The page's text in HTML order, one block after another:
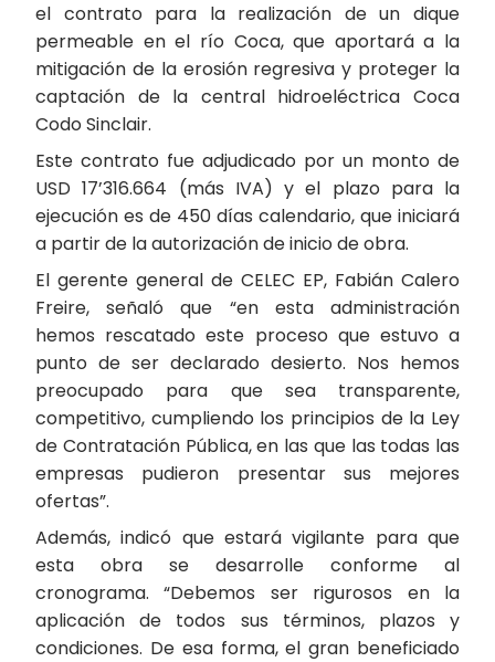
el contrato para la realización de un dique
permeable en el río Coca, que aportará a la
mitigación de la erosión regresiva y proteger la
captación de la central hidroeléctrica Coca
Codo Sinclair.
Este contrato fue adjudicado por un monto de
USD 17’316.664 (más IVA) y el plazo para la
ejecución es de 450 días calendario, que iniciará
a partir de la autorización de inicio de obra.
El gerente general de CELEC EP, Fabián Calero
Freire, señaló que “en esta administración
hemos rescatado este proceso que estuvo a
punto de ser declarado desierto. Nos hemos
preocupado para que sea transparente,
competitivo, cumpliendo los principios de la Ley
de Contratación Pública, en las que las todas las
empresas pudieron presentar sus mejores
ofertas”.
Además, indicó que estará vigilante para que
esta obra se desarrolle conforme al
cronograma. “Debemos ser rigurosos en la
aplicación de todos sus términos, plazos y
condiciones. De esa forma, el gran beneficiado